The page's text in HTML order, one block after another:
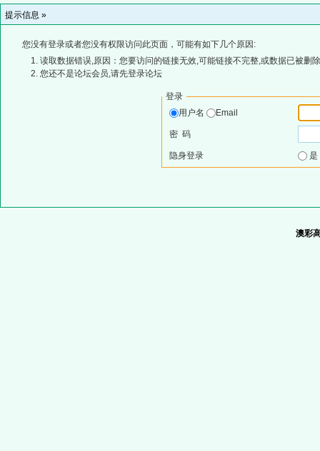
提示信息 »
您没有登录或者您没有权限访问此页面，可能有如下几个原因:
读取数据错误,原因：您要访问的链接无效,可能链接不完整,或数据已被删
您还不是论坛会员,请先登录论坛
登录
用户名
Email
密 码
隐身登录
澳彩